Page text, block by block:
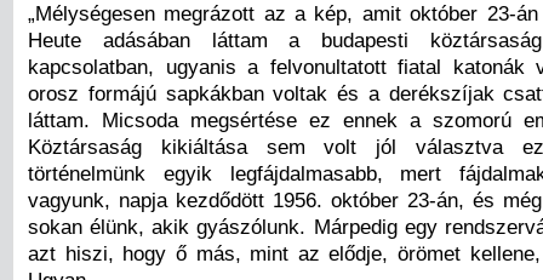
„Mélységesen megrázott az a kép, amit október 23-
Heute adásában láttam a budapesti
kapcsolatban, ugyanis a felvonultatott fiatal katonák
orosz formájú sapkákban voltak és a derékszíjak
láttam. Micsoda megsértése ez ennek a szomorú
Köztársaság kikiáltása sem volt jól választva
történelmünk egyik legfájdalmasabb, mert
vagyunk, napja kezdődött 1956. október 23-án, és
sokan élünk, akik gyászólunk. Márpedig egy
azt hiszi, hogy ő más, mint az elődje, örömet